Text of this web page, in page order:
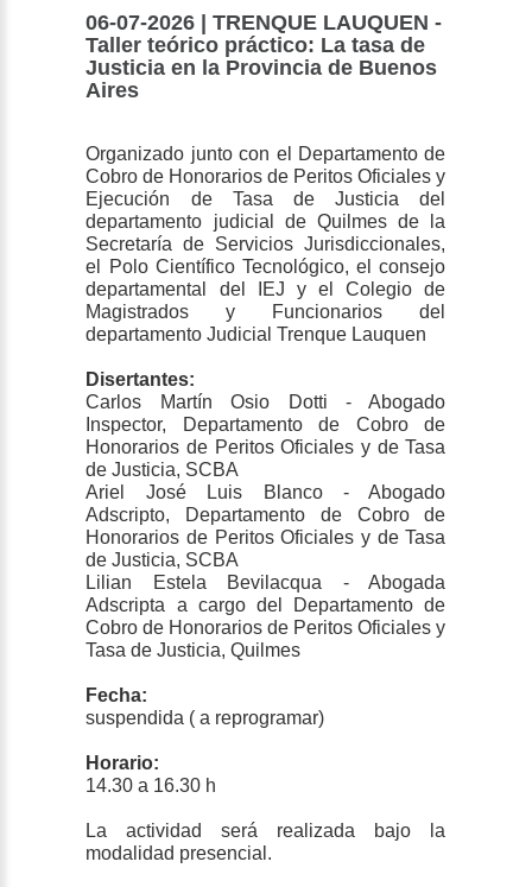
06-07-2026 | TRENQUE LAUQUEN -
Taller teórico práctico: La tasa de
Justicia en la Provincia de Buenos
Aires
Organizado junto con el Departamento de
Cobro de Honorarios de Peritos Oficiales y
Ejecución de Tasa de Justicia del
departamento judicial de Quilmes de la
Secretaría de Servicios Jurisdiccionales,
el Polo Científico Tecnológico, el consejo
departamental del IEJ y el Colegio de
Magistrados y Funcionarios del
departamento Judicial Trenque Lauquen
Disertantes:
Carlos Martín Osio Dotti - Abogado
Inspector, Departamento de Cobro de
Honorarios de Peritos Oficiales y de Tasa
de Justicia, SCBA
Ariel José Luis Blanco - Abogado
Adscripto, Departamento de Cobro de
Honorarios de Peritos Oficiales y de Tasa
de Justicia, SCBA
Lilian Estela Bevilacqua - Abogada
Adscripta a cargo del Departamento de
Cobro de Honorarios de Peritos Oficiales y
Tasa de Justicia, Quilmes
Fecha:
suspendida ( a reprogramar)
Horario:
14.30 a 16.30 h
La actividad será realizada bajo la
modalidad presencial.